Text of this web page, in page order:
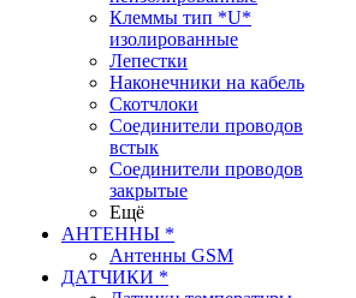
Клеммы тип *U*
изолированные
Лепестки
Наконечники на кабель
Скотчлоки
Соединители проводов
встык
Соединители проводов
закрытые
Ещё
АНТЕННЫ *
Антенны GSM
ДАТЧИКИ *